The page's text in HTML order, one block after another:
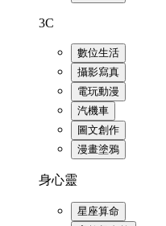
3C
數位生活
攝影寫真
電玩動漫
汽機車
圖文創作
漫畫塗鴉
身心靈
星座算命